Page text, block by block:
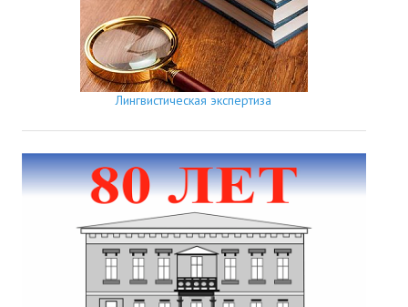
Лингвистическая экспертиза